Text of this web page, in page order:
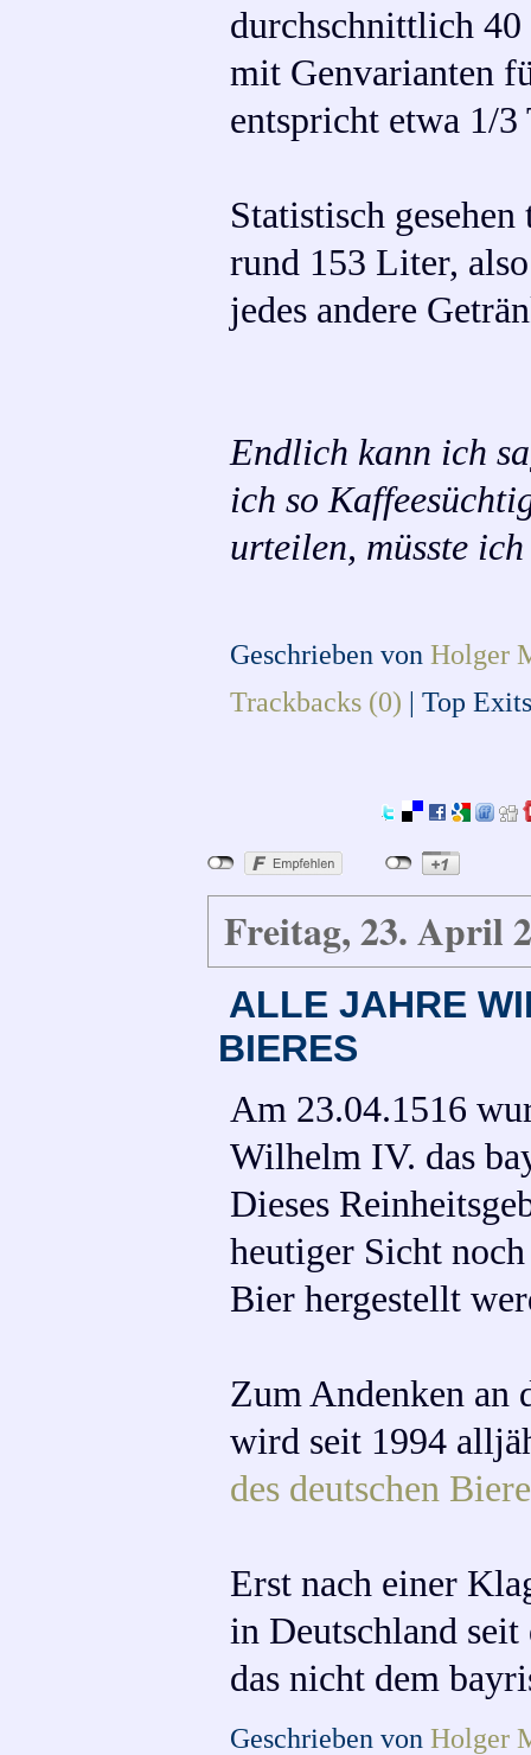
durchschnittlich
mit Genvarianten
entspricht etwa 1/3
Statistisch
rund 153 Liter,
jedes andere
Endlich kann ich
ich so
urteilen, müsste
Geschrieben vonHolger
Trackbacks (0) | Top
Freitag, 23. April
ALLE JAHRE
BIERES
Am 23.04.1516
Wilhelm IV. das
Dieses
heutiger Sicht
Bier hergestellt
Zum Andenken an
wird seit 1994
des deutschen
Erst nach einer
in Deutschland
das nicht dem
Geschrieben vonHolger